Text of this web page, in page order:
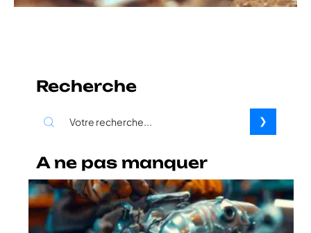
Recherche
A ne pas manquer